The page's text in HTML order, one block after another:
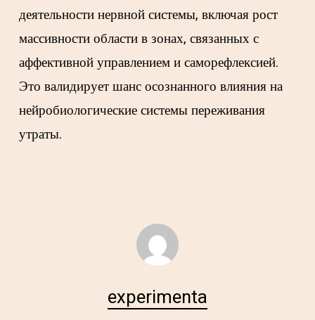
деятельности нервной системы, включая рост
массивности области в зонах, связанных с
аффективной управлением и саморефлексией.
Это валидирует шанс осознанного влияния на
нейробиологические системы переживания
утраты.
experimenta